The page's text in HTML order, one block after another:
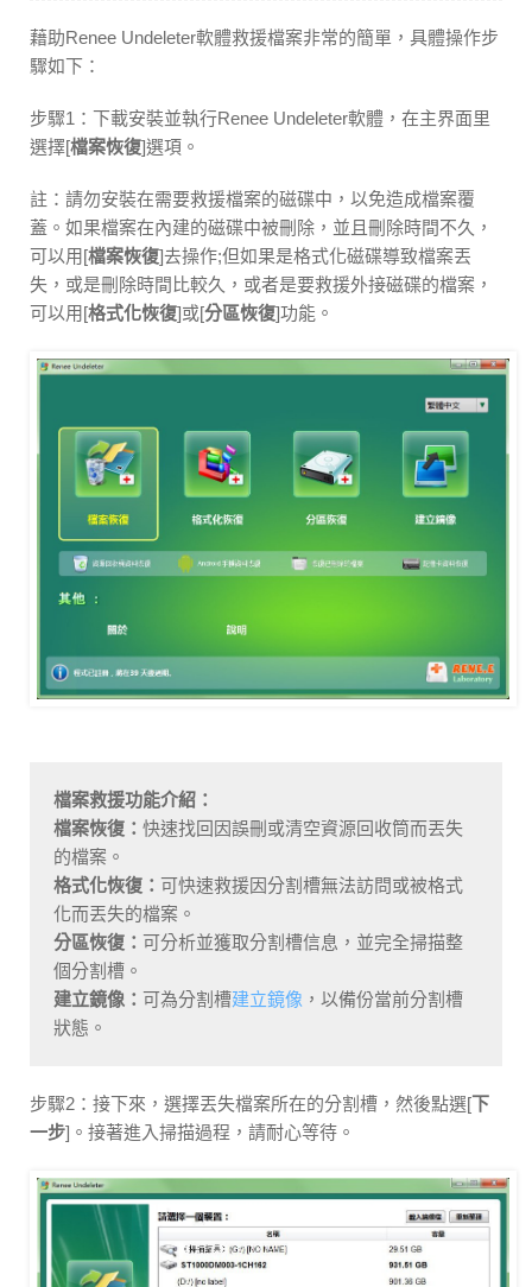
藉助Renee Undeleter軟體救援檔案非常的簡單，具體操作步
驟如下：
步驟1：下載安裝並執行Renee Undeleter軟體，在主界面里
選擇[檔案恢復]選項。
註：請勿安裝在需要救援檔案的磁碟中，以免造成檔案覆
蓋。如果檔案在內建的磁碟中被刪除，並且刪除時間不久，
可以用[檔案恢復]去操作;但如果是格式化磁碟導致檔案丟
失，或是刪除時間比較久，或者是要救援外接磁碟的檔案，
可以用[格式化恢復]或[分區恢復]功能。
檔案救援功能介紹：
檔案恢復： 快速找回因誤刪或清空資源回收筒而丟失
的檔案。
格式化恢復： 可快速救援因分割槽無法訪問或被格式
化而丟失的檔案。
分區恢復： 可分析並獲取分割槽信息，並完全掃描整
個分割槽。
建立鏡像： 可為分割槽建立鏡像 ，以備份當前分割槽
狀態。
步驟2：接下來，選擇丟失檔案所在的分割槽，然後點選[下
一步]。接著進入掃描過程，請耐心等待。